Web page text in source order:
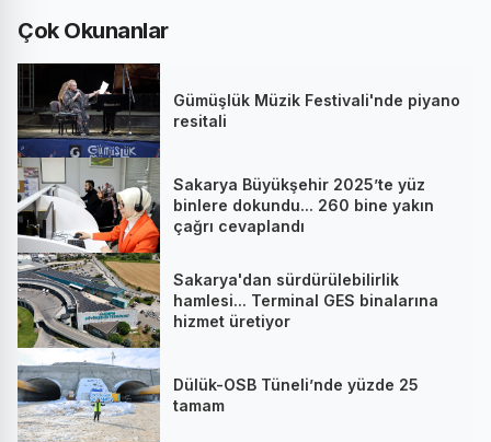
Çok Okunanlar
Gümüşlük Müzik Festivali'nde piyano
resitali
Sakarya Büyükşehir 2025’te yüz
binlere dokundu... 260 bine yakın
çağrı cevaplandı
Sakarya'dan sürdürülebilirlik
hamlesi... Terminal GES binalarına
hizmet üretiyor
Dülük-OSB Tüneli’nde yüzde 25
tamam